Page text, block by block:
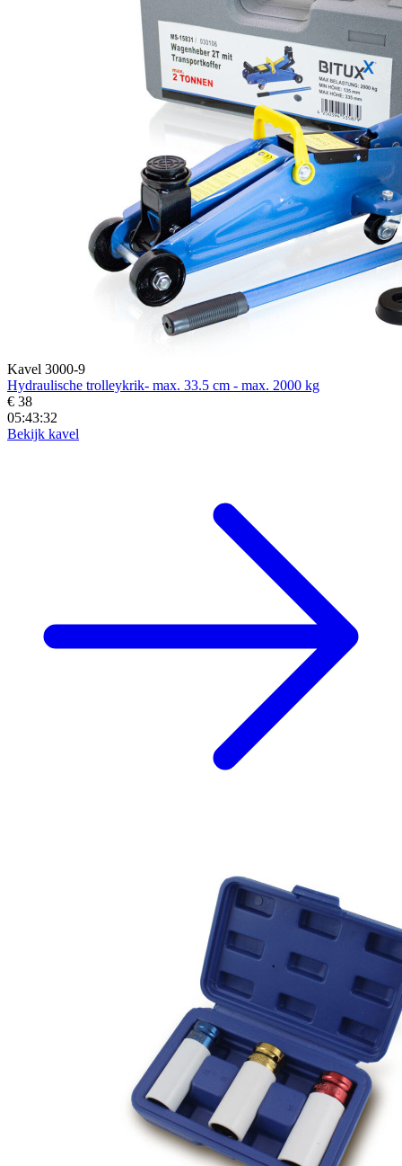
Kavel 3000-9
Hydraulische trolleykrik- max. 33.5 cm - max. 2000 kg
€ 38
05:43:30
Bekijk kavel